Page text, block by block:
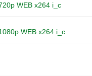
WEB x264 i_c
WEB x264 i_c